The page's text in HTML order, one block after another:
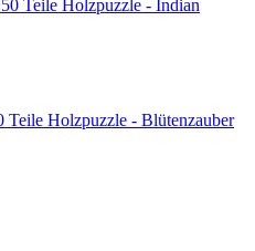
Holzpuzzle - Indian
Holzpuzzle - Blütenzauber